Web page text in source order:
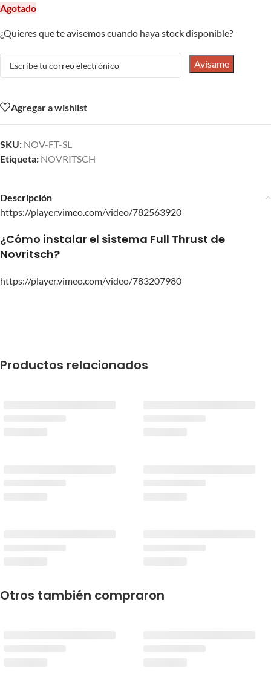
Agotado
¿Quieres que te avisemos cuando haya stock disponible?
Avísame
Agregar a wishlist
SKU: NOV-FT-SL
Etiqueta: NOVRITSCH
Descripción
https://player.vimeo.com/video/782563920
¿Cómo instalar el sistema Full Thrust de
Novritsch?
https://player.vimeo.com/video/783207980
Productos relacionados
Otros también compraron